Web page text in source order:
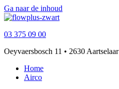
Ga naar de inhoud
03 375 09 00
Oeyvaersbosch 11 • 2630 Aartselaar
Home
Airco